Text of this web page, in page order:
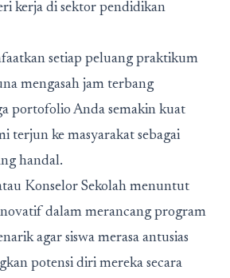
kerja di sektor pendidikan
setiap peluang praktikum
mengasah jam terbang
portofolio Anda semakin kuat
terjun ke masyarakat sebagai
handal.
Konselor Sekolah menuntut
dalam merancang program
agar siswa merasa antusias
potensi diri mereka secara